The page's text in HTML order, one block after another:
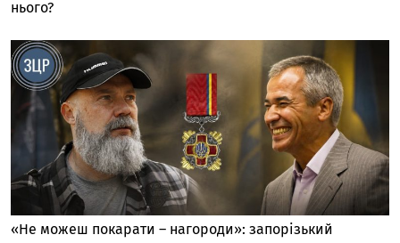
нього?
«Не можеш покарати – нагороди»: запорізький